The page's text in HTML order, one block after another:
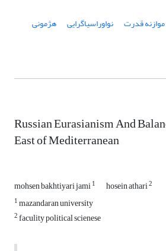
موازنه قدرت نواوراسیاگرایی
هژمونی
Russian Eurasianism And
East of Mediterranean
mohsen bakhtiyari jami1 hosein athari2
1mazandaran university
2faculity political scienese